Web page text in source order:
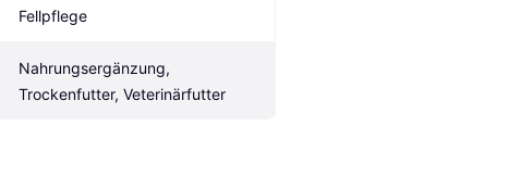
Fellpflege
Nahrungsergänzung,
Trockenfutter, Veterinärfutter